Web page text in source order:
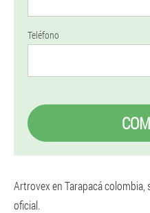
Teléfono
Artrovex en Tarapacá colombia,
oficial.